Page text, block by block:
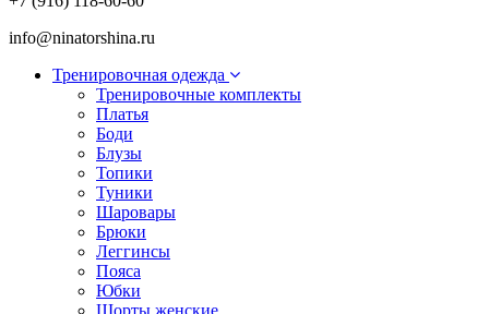
info@ninatorshina.ru
Тренировочная одежда
Тренировочные комплекты
Платья
Боди
Блузы
Топики
Туники
Шаровары
Брюки
Леггинсы
Пояса
Юбки
Шорты женские